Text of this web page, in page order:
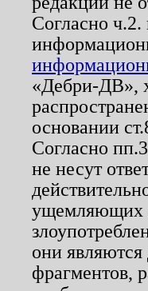
Согласно
«Дебри-ДВ»,
основании
Согласно
не несут
ущемляющих
они
фрагментов,